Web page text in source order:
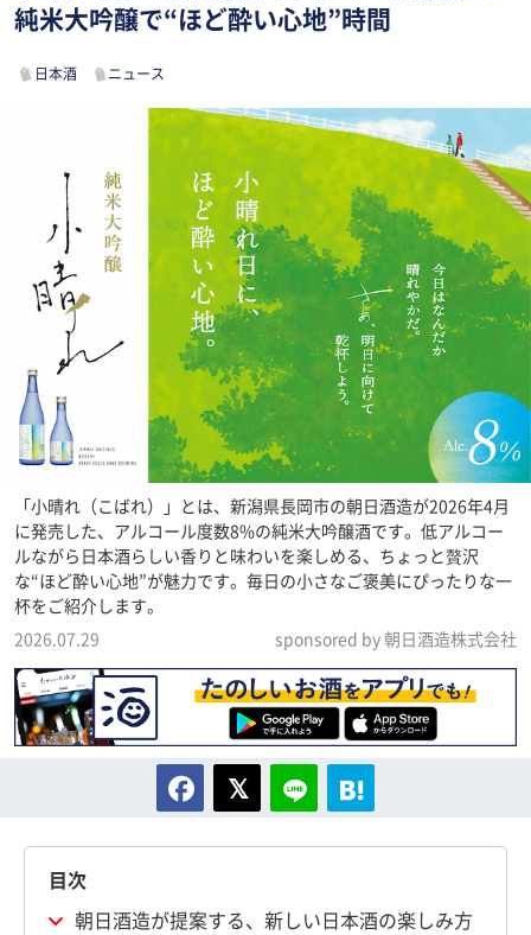
純米大吟醸で“ほど酔い心地”時間
日本酒 ニュース
「小晴れ（こばれ）」とは、新潟県長岡市の朝日酒造が2026年4月
に発売した、アルコール度数8%の純米大吟醸酒です。低アルコー
ルながら日本酒らしい香りと味わいを楽しめる、ちょっと贅沢
な“ほど酔い心地”が魅力です。毎日の小さなご褒美にぴったりな一
杯をご紹介します。
2026.07.29
sponsored by 朝日酒造株式会社
目次
朝日酒造が提案する、新しい日本酒の楽しみ方